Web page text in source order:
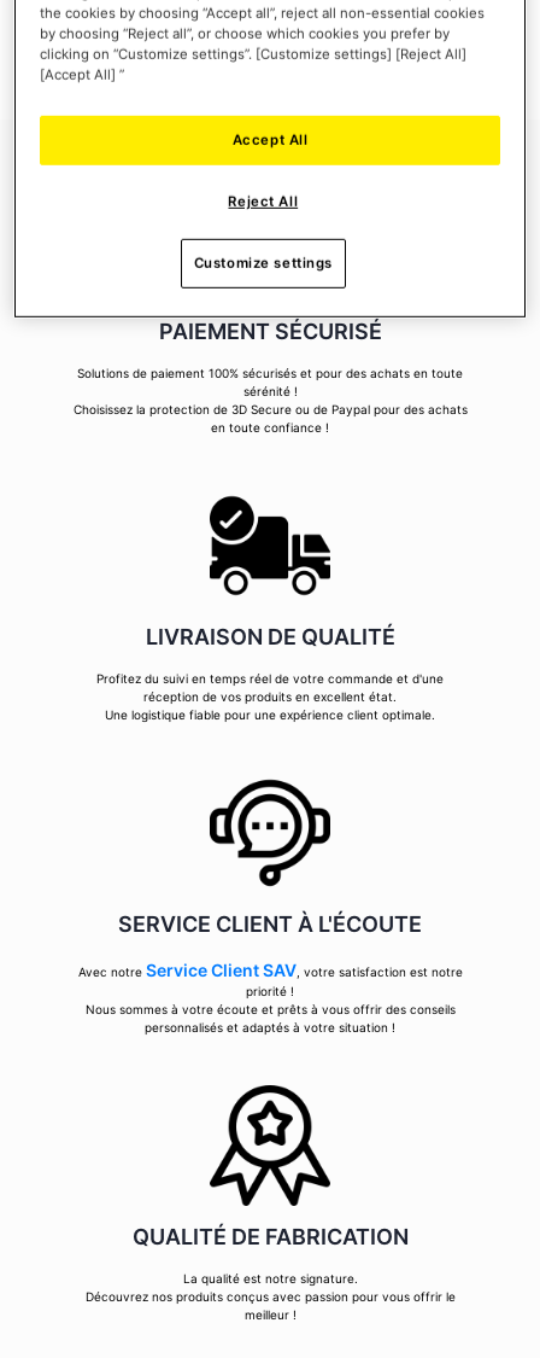
CRÉER UN COMPTE
PAIEMENT SÉCURISÉ
Solutions de paiement 100% sécurisés et pour des achats en toute
sérénité !
Choisissez la protection de 3D Secure ou de Paypal pour des achats
en toute confiance !
LIVRAISON DE QUALITÉ
Profitez du suivi en temps réel de votre commande et d'une
réception de vos produits en excellent état.
Une logistique fiable pour une expérience client optimale.
SERVICE CLIENT À L'ÉCOUTE
Avec notre Service Client SAV, votre satisfaction est notre
priorité !
Nous sommes à votre écoute et prêts à vous offrir des conseils
personnalisés et adaptés à votre situation !
QUALITÉ DE FABRICATION
La qualité est notre signature.
Découvrez nos produits conçus avec passion pour vous offrir le
meilleur !
the cookies by choosing “Accept all”, reject all non-essential cookies
by choosing “Reject all”, or choose which cookies you prefer by
clicking on “Customize settings”. [Customize settings] [Reject All]
[Accept All] ”
Reject All
Accept All
Customize settings